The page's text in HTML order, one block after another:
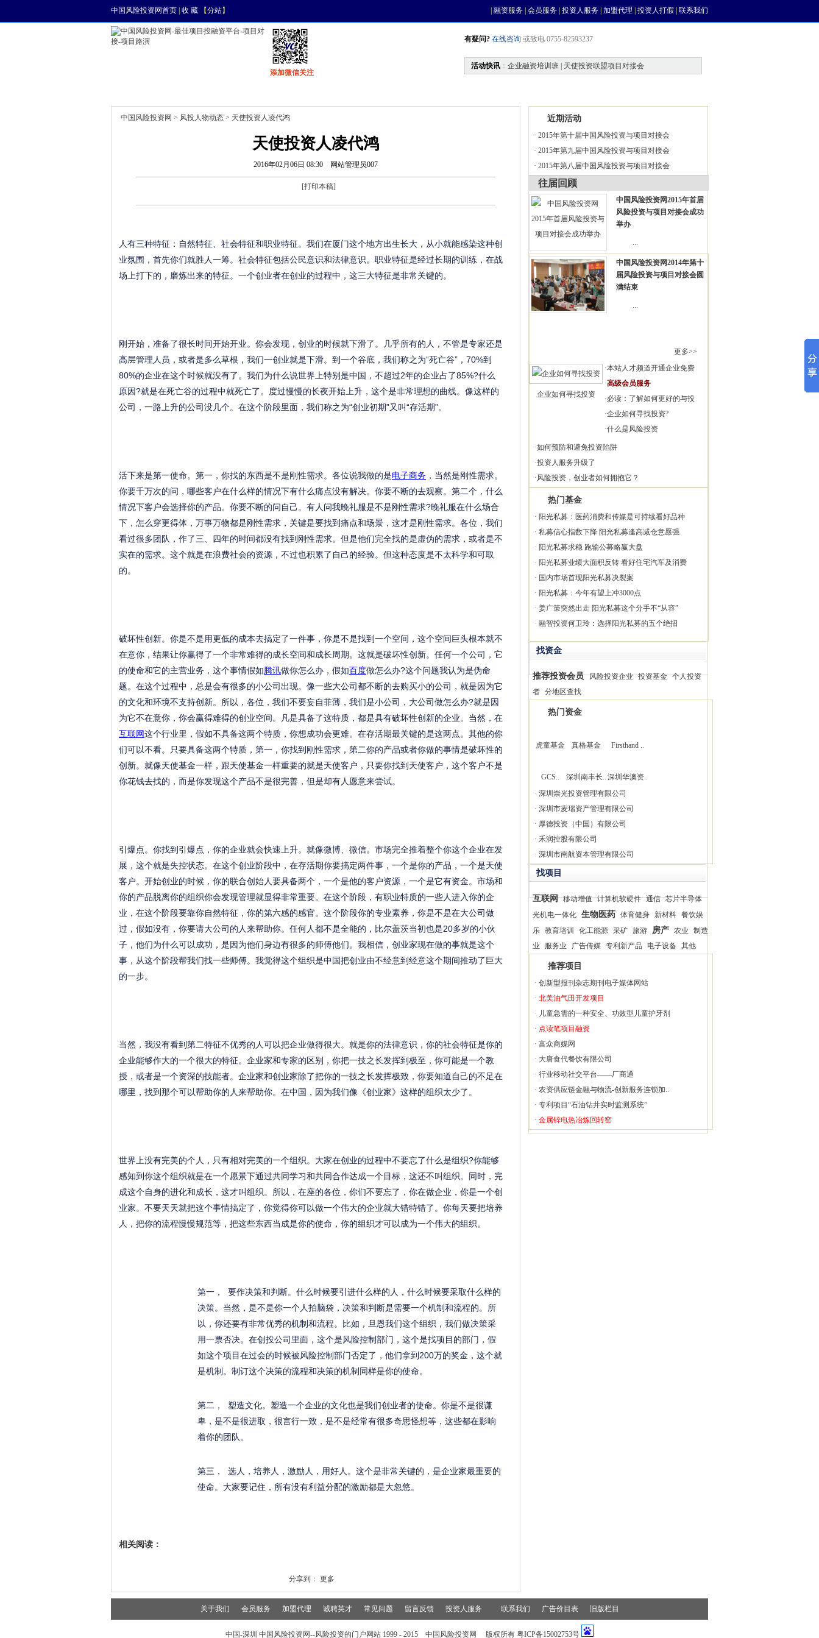
中国风险投资网首页 收 藏 【分站】 融资服务 会员服务 投资人服务 加盟代理 投资人打假 联系我们
添加微信关注
有疑问? 在线咨询 或致电 0755-82593237
活动快讯 ： 企业融资培训班 | 天使投资联盟项目对接会
中国风险投资网 > 风投人物动态 > 天使投资人凌代鸿
天使投资人凌代鸿
2016年02月06日 08:30 网站管理员007
[打印本稿]
人有三种特征：自然特征、社会特征和职业特征。我们在厦门这个地方出生长大，从小就能感染这种创
业氛围，首先你们就胜人一筹。社会特征包括公民意识和法律意识。职业特征是经过长期的训练，在战
场上打下的，磨炼出来的特征。一个创业者在创业的过程中，这三大特征是非常关键的。
刚开始，准备了很长时间开始开业。你会发现，创业的时候就下滑了。几乎所有的人，不管是专家还是
高层管理人员，或者是多么草根，我们一创业就是下滑。到一个谷底，我们称之为“死亡谷”，70%到
80%的企业在这个时候就没有了。我们为什么说世界上特别是中国，不超过2年的企业占了85%?什么
原因?就是在死亡谷的过程中就死亡了。度过慢慢的长夜开始上升，这个是非常理想的曲线。像这样的
公司，一路上升的公司没几个。在这个阶段里面，我们称之为“创业初期”又叫“存活期”。
活下来是第一使命。第一，你找的东西是不是刚性需求。各位说我做的是电子商务 ，当然是刚性需求。
你要千万次的问，哪些客户在什么样的情况下有什么痛点没有解决。你要不断的去观察。第二个，什么
情况下客户会选择你的产品。你要不断的问自己。有人问我晚礼服是不是刚性需求?晚礼服在什么场合
下，怎么穿更得体，万事万物都是刚性需求，关键是要找到痛点和场景，这才是刚性需求。各位，我们
看过很多团队，作了三、四年的时间都没有找到刚性需求。但是他们完全找的是虚伪的需求，或者是不
实在的需求。这个就是在浪费社会的资源，不过也积累了自己的经验。但这种态度是不太科学和可取
的。
破坏性创新。你是不是用更低的成本去搞定了一件事，你是不是找到一个空间，这个空间巨头根本就不
在意你，结果让你赢得了一个非常难得的成长空间和成长周期。这就是破坏性创新。任何一个公司，它
的使命和它的主营业务，这个事情假如腾讯做你怎么办，假如百度做怎么办?这个问题我认为是伪命
题。在这个过程中，总是会有很多的小公司出现。像一些大公司都不断的去购买小的公司，就是因为它
的文化和环境不支持创新。所以，各位，我们不要妄自菲薄，我们是小公司，大公司做怎么办?就是因
为它不在意你，你会赢得难得的创业空间。凡是具备了这特质，都是具有破坏性创新的企业。当然，在
互联网这个行业里，假如不具备这两个特质，你想成功会更难。在存活期最关键的是这两点。其他的你
们可以不看。只要具备这两个特质，第一，你找到刚性需求，第二你的产品或者你做的事情是破坏性的
创新。就像天使基金一样，跟天使基金一样重要的就是天使客户，只要你找到天使客户，这个客户不是
你花钱去找的，而是你发现这个产品不是很完善，但是却有人愿意来尝试。
引爆点。你找到引爆点，你的企业就会快速上升。就像微博、微信。市场完全推着整个你这个企业在发
展，这个就是失控状态。在这个创业阶段中，在存活期你要搞定两件事，一个是你的产品，一个是天使
客户。开始创业的时候，你的联合创始人要具备两个，一个是他的客户资源，一个是它有资金。市场和
你的产品脱离你的组织你会发现管理就显得非常重要。在这个阶段，有职业特质的一些人进入你的企
业，在这个阶段要靠你自然特征，你的第六感的感官。这个阶段你的专业素养，你是不是在大公司做
过，假如没有，你要请大公司的人来帮助你。任何人都不是全能的，比尔盖茨当初也是20多岁的小伙
子，他们为什么可以成功，是因为他们身边有很多的师傅他们。我相信，创业家现在做的事就是这个
事，从这个阶段帮我们找一些师傅。我觉得这个组织是中国把创业由不经意到经意这个期间推动了巨大
的一步。
当然，我没有看到第二特征不优秀的人可以把企业做得很大。就是你的法律意识，你的社会特征是你的
企业能够作大的一个很大的特征。企业家和专家的区别，你把一技之长发挥到极至，你可能是一个教
授，或者是一个资深的技能者。企业家和创业家除了把你的一技之长发挥极致，你要知道自己的不足在
哪里，找到那个可以帮助你的人来帮助你。在中国，因为我们像《创业家》这样的组织太少了。
世界上没有完美的个人，只有相对完美的一个组织。大家在创业的过程中不要忘了什么是组织?你能够
感知到你这个组织就是在一个愿景下通过共同学习和共同合作达成一个目标，这还不叫组织。同时，完
成这个自身的进化和成长，这才叫组织。所以，在座的各位，你们不要忘了，你在做企业，你是一个创
业家。不要天天就把这个事情搞定了，你觉得你可以做一个伟大的企业就大错特错了。你每天要把培养
人，把你的流程慢慢规范等，把这些东西当成是你的使命，你的组织才可以成为一个伟大的组织。
第一， 要作决策和判断。什么时候要引进什么样的人，什么时候要采取什么样的
决策。当然，是不是你一个人拍脑袋，决策和判断是需要一个机制和流程的。所
以，你还要有非常优秀的机制和流程。比如，旦恩我们这个组织，我们做决策采
用一票否决。在创投公司里面，这个是风险控制部门，这个是找项目的部门，假
如这个项目在过会的时候被风险控制部门否定了，他们拿到200万的奖金，这个就
是机制。制订这个决策的流程和决策的机制同样是你的使命。
第二， 塑造文化。塑造一个企业的文化也是我们创业者的使命。你是不是很谦
卑，是不是很进取，很言行一致，是不是经常有很多奇思怪想等，这些都在影响
着你的团队。
第三， 选人，培养人，激励人，用好人。这个是非常关键的，是企业家最重要的
使命。大家要记住，所有没有利益分配的激励都是大忽悠。
相关阅读：
分享到： 更多
近期活动
· 2015年第十届中国风险投资与项目对接会
· 2015年第九届中国风险投资与项目对接会
· 2015年第八届中国风险投资与项目对接会
往届回顾
中国风险投资网2015年首届
风险投资与项目对接会成功
举办
...
中国风险投资网2014年第十
届风险投资与项目对接会圆
满结束
...
更多>>
企业如何寻找投资
·本站人才频道开通企业免费
·高级会员服务
·必读：了解如何更好的与投
·企业如何寻找投资?
·什么是风险投资
·如何预防和避免投资陷阱
·投资人服务升级了
·风险投资，创业者如何拥抱它？
热门基金
· 阳光私募：医药消费和传媒是可持续看好品种
· 私募信心指数下降 阳光私募逢高减仓意愿强
· 阳光私募求稳 跑输公募略赢大盘
· 阳光私募业绩大面积反转 看好住宅汽车及消费
· 国内市场首现阳光私募决裂案
· 阳光私募：今年有望上冲3000点
· 姜广策突然出走 阳光私募这个分手不“从容”
· 融智投资何卫玲：选择阳光私募的五个绝招
找资金
推荐投资会员 风险投资企业 投资基金 个人投资
者 分地区查找
热门资金
虎童基金 真格基金 Firsthand ..
GCS.. 深圳南丰长.. 深圳华澳资..
· 深圳崇光投资管理有限公司
· 深圳市麦瑞资产管理有限公司
· 厚德投资（中国）有限公司
· 禾润控股有限公司
· 深圳市南航资本管理有限公司
找项目
互联网 移动增值 计算机软硬件 通信 芯片半导体
光机电一体化 生物医药 体育健身 新材料 餐饮娱
乐 教育培训 化工能源 采矿 旅游 房产 农业
制造
业
服务业 广告传媒 专利新产品 电子设备 其他
推荐项目
· 创新型报刊杂志期刊电子媒体网站
· 北美油气田开发项目
· 儿童急需的一种安全、功效型儿童护牙剂
· 点读笔项目融资
· 富众商媒网
· 大唐食代餐饮有限公司
· 行业移动社交平台——厂商通
· 农资供应链金融与物流-创新服务连锁加..
· 专利项目“石油钻井实时监测系统”
· 金属锌电热冶炼回转窑
关于我们 会员服务 加盟代理 诚聘英才 常见问题 留言反馈 投资人服务 联系我们 广告价目表 旧版栏目
中国-深圳 中国风险投资网--风险投资的门户网站 1999 - 2015 中国风险投资网 版权所有 粤ICP备15002753号